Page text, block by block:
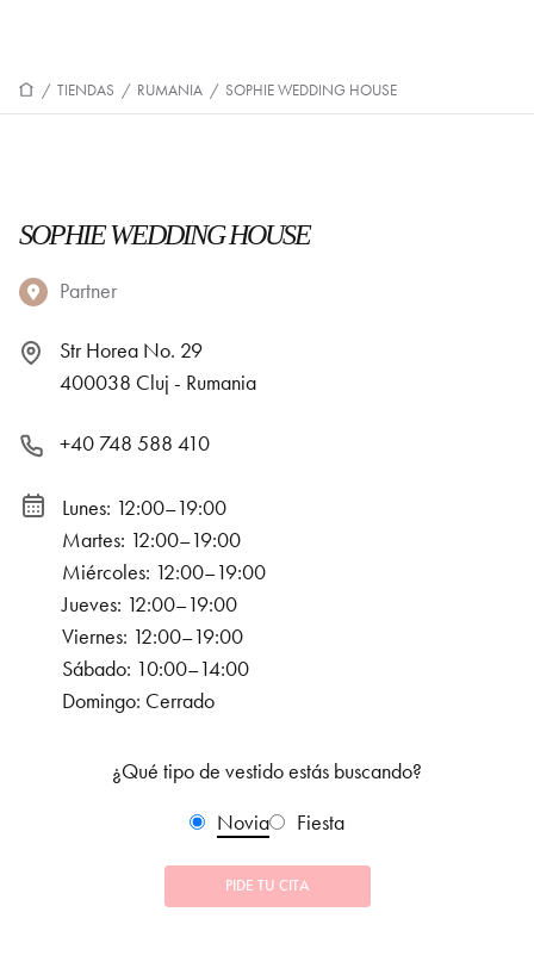
/ TIENDAS / RUMANIA / SOPHIE WEDDING HOUSE
SOPHIE WEDDING HOUSE
Partner
Str Horea No. 29
400038 Cluj - Rumania
+40 748 588 410
Lunes: 12:00–19:00
Martes: 12:00–19:00
Miércoles: 12:00–19:00
Jueves: 12:00–19:00
Viernes: 12:00–19:00
Sábado: 10:00–14:00
Domingo: Cerrado
¿Qué tipo de vestido estás buscando?
Novia
Fiesta
PIDE TU CITA